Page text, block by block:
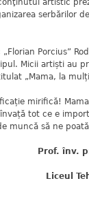
artistic
serbărilor
Porcius”
Micii artiști au
„Mama, la
mirifică!
tot ce e
muncă să ne